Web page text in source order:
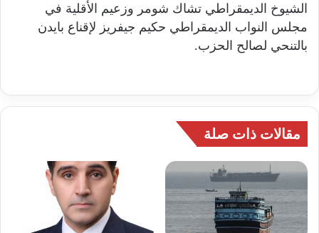
الشيوخ الديمقراطي تشاك شومر وزعيم الأقلية في
مجلس النواب الديمقراطي حكيم جيفريز لإقناع بايدن
بالتنحي لصالح الحزب.
مقالات ذات صلة